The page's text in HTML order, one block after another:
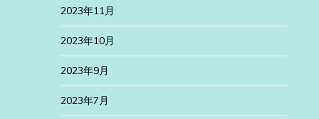
2023年11月
2023年10月
2023年9月
2023年7月